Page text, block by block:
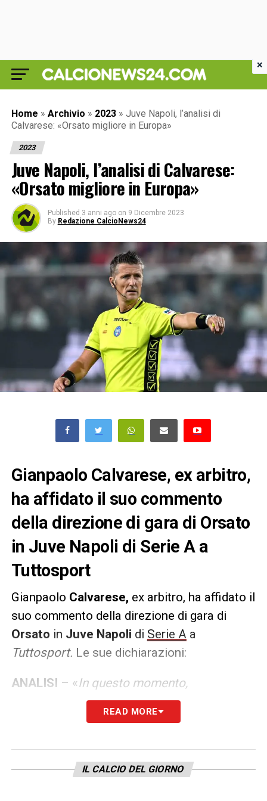
Home » Archivio » 2023 » Juve Napoli, l’analisi di
Calvarese: «Orsato migliore in Europa»
2023
Juve Napoli, l’analisi di Calvarese:
«Orsato migliore in Europa»
Published 3 anni ago on 9 Dicembre 2023
By Redazione CalcioNews24
Gianpaolo Calvarese, ex arbitro,
ha affidato il suo commento
della direzione di gara di Orsato
in Juve Napoli di Serie A a
Tuttosport
Gianpaolo Calvarese, ex arbitro, ha affidato il
suo commento della direzione di gara di
Orsato in Juve Napoli di Serie A a
Tuttosport. Le sue dichiarazioni:
ANALISI – «In questo momento,
considerando la flessione di Marciniak,
Turpin e Gil Manzano, Daniele Orsato è il
storia e classifica ma anche a causa delle
READ MORE
IL CALCIO DEL GIORNO
×